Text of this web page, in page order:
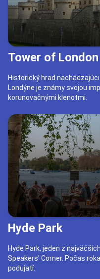
Tower of London
Historický hrad
Londýne je známy svojou
korunovačnými klenotmi.
Hyde Park
Hyde Park, jeden z
Speakers' Corner. Počas
podujatí.